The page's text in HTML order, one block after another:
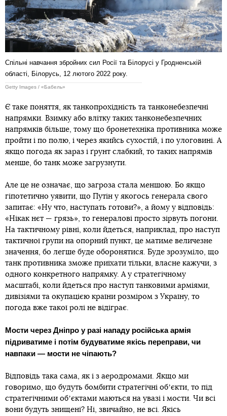
Спільні навчання збройних сил Росії та Білорусі у Гродненській
області, Білорусь, 12 лютого 2022 року.
Getty Images / «Бабель»
Є таке поняття, як танкопрохідність та танконебезпечні
напрямки. Взимку або влітку таких танконебезпечних
напрямків більше, тому що бронетехніка противника може
пройти і по полю, і через якийсь сухостій, і по улоговині. А
якщо погода як зараз і ґрунт слабкий, то таких напрямів
менше, бо танк може загрузнути.
Але це не означає, що загроза стала меншою. Бо якщо
гіпотетично уявити, що Путін у якогось генерала свого
запитає: «Ну что, наступать готови?», а йому у відповідь:
«Нікак нєт — грязь», то генералові просто зірвуть погони.
На тактичному рівні, коли йдеться, наприклад, про наступ
тактичної групи на опорний пункт, це матиме величезне
значення, бо легше буде оборонятися. Буде зрозуміло, що
танк противника зможе приїхати тільки, власне кажучи, з
одного конкретного напрямку. А у стратегічному
масштабі, коли йдеться про наступ танковими арміями,
дивізіями та окупацією країни розміром з Україну, то
погода вже такої ролі не відіграє.
Мости через Дніпро у разі нападу російська армія
підриватиме і потім будуватиме якісь переправи, чи
навпаки — мости не чіпають?
Відповідь така сама, як і з аеродромами. Якщо ми
говоримо, що будуть бомбити стратегічні обʼєкти, то під
стратегічними обʼєктами маються на увазі і мости. Чи всі
вони будуть знищені? Ні, звичайно, не всі. Якісь